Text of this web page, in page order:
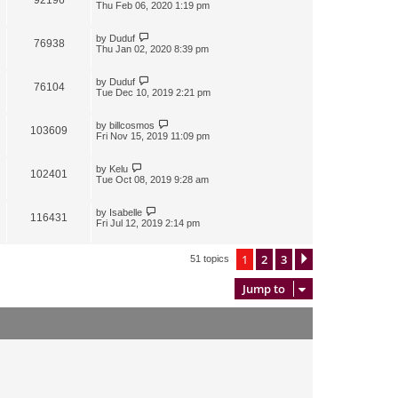
Thu Feb 06, 2020 1:19 pm
76938 by Duduf
Thu Jan 02, 2020 8:39 pm
76104 by Duduf
Tue Dec 10, 2019 2:21 pm
103609 by billcosmos
Fri Nov 15, 2019 11:09 pm
102401 by Kelu
Tue Oct 08, 2019 9:28 am
116431 by Isabelle
Fri Jul 12, 2019 2:14 pm
51 topics 1 2 3
Jump to